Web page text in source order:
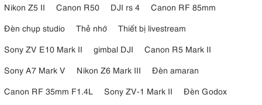
Nikon Z5 II
Canon R50 DJI rs 4
Canon RF 85mm
Đèn chụp studio
Thẻ nhớ
Thiết bị livestream
Sony ZV E10 Mark II
gimbal DJI
Canon R5 Mark II
Sony A7 Mark V
Nikon Z6 Mark III
Đèn amaran
Canon RF 35mm F1.4L
Sony ZV-1 Mark II
Đèn Godox